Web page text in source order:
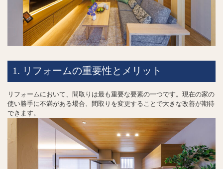
1. リフォームの重要性とメリット
リフォームにおいて、間取りは最も重要な要素の一つです。現在の家の
使い勝手に不満がある場合、間取りを変更することで大きな改善が期待
できます。